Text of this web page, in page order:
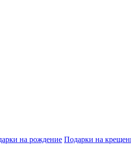
на рождение Подарки на